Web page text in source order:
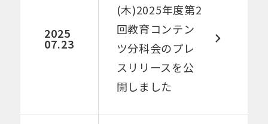
2025
07.23
(木)2025年度第2
回教育コンテン
ツ分科会のプレ
スリリースを公
開しました​